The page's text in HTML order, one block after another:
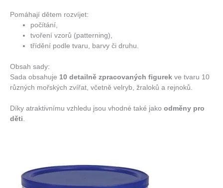
Pomáhají dětem rozvíjet:
počítání,
tvoření vzorů (patterning),
třídění podle tvaru, barvy či druhu.
Obsah sady:
Sada obsahuje 10 detailně zpracovaných figurek ve tvaru 10
různých mořských zvířat, včetně velryb, žraloků a rejnoků.
Díky atraktivnímu vzhledu jsou vhodné také jako odměny pro
děti.